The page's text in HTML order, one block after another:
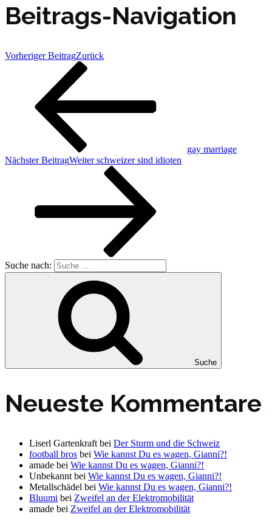
Beitrags-Navigation
Vorheriger BeitragZurück
gay marriage
Nächster BeitragWeiter schweizer sind idioten
Suche nach:
Suche
Neueste Kommentare
Liserl Gartenkraft bei Der Sturm und die Schweiz
football bros bei Wie kannst Du es wagen, Gianni?!
amade bei Wie kannst Du es wagen, Gianni?!
Unbekannt bei Wie kannst Du es wagen, Gianni?!
Metallschädel bei Wie kannst Du es wagen, Gianni?!
Bluumi bei Zweifel an der Elektromobilität
amade bei Zweifel an der Elektromobilität